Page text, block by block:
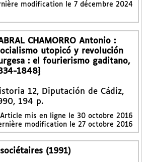
modification le 7 décembre 2024
CHAMORRO Antonio :
utopicó y revolución
: el fourierismo gaditano,
1848}
12, Diputación de Cádiz,
194 p.
Article mis en ligne le 30 octobre 2016
modification le 27 octobre 2016
(1991)